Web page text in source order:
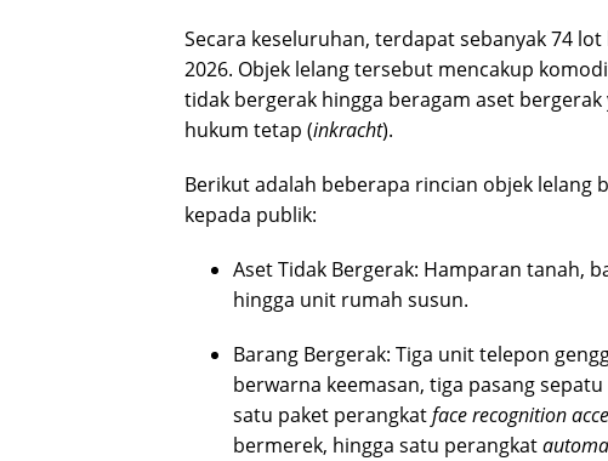
Secara keseluruhan, terdapat sebanyak 74
2026. Objek lelang tersebut mencakup
tidak bergerak hingga beragam aset
hukum tetap (inkracht).
Berikut adalah beberapa rincian objek lelang
kepada publik:
Aset Tidak Bergerak: Hamparan tanah,
hingga unit rumah susun.
Barang Bergerak: Tiga unit telepon
berwarna keemasan, tiga pasang
satu paket perangkatface recognition
bermerek, hingga satu perangkat